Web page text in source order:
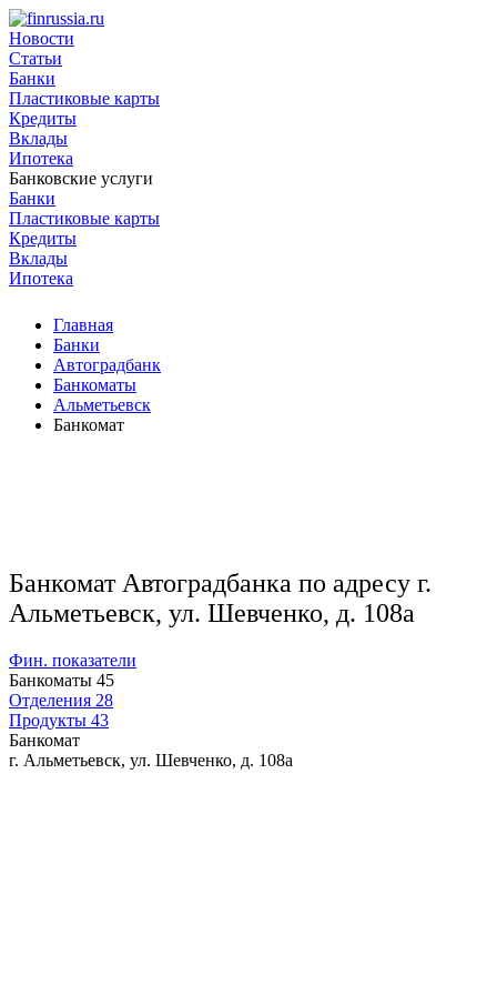
Новости
Статьи
Банки
Пластиковые карты
Кредиты
Вклады
Ипотека
Банковские услуги
Банки
Пластиковые карты
Кредиты
Вклады
Ипотека
Главная
Банки
Автоградбанк
Банкоматы
Альметьевск
Банкомат
Банкомат Автоградбанка по адресу г.
Альметьевск, ул. Шевченко, д. 108а
Фин. показатели
Банкоматы 45
Отделения 28
Продукты 43
Банкомат
г. Альметьевск, ул. Шевченко, д. 108а